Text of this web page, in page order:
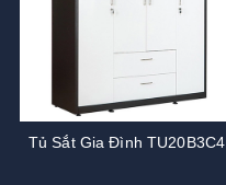
Tủ Sắt Gia Đình TU20B3C4